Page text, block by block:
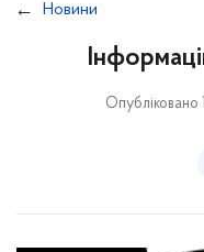
Новини
Опубліковано